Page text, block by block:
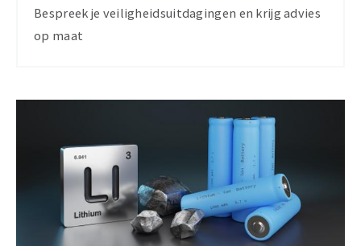
Bespreek je veiligheidsuitdagingen en krijg advies
op maat
informatie